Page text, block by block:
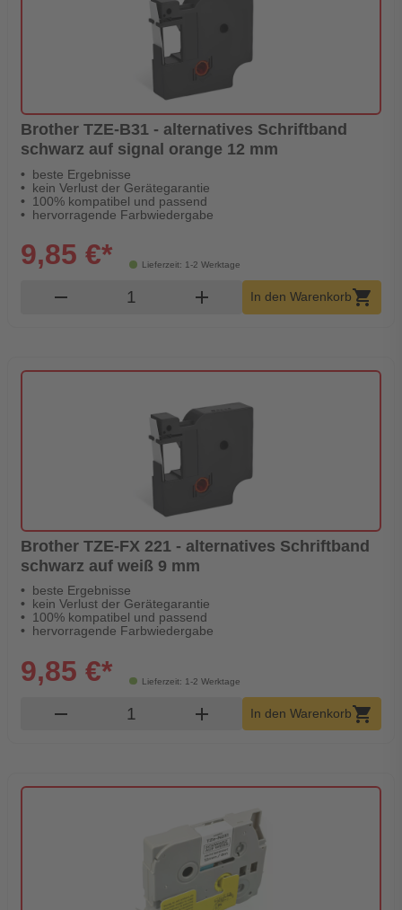
Brother TZE-B31 - alternatives Schriftband
schwarz auf signal orange 12 mm
beste Ergebnisse
kein Verlust der Gerätegarantie
100% kompatibel und passend
hervorragende Farbwiedergabe
Lieferzeit: 1-2 Werktage
9,85 €*
remove Produkt Warenkorb Menge
add In den Warenkorbshopping_cart
Brother TZE-FX 221 - alternatives Schriftband
schwarz auf weiß 9 mm
beste Ergebnisse
kein Verlust der Gerätegarantie
100% kompatibel und passend
hervorragende Farbwiedergabe
Lieferzeit: 1-2 Werktage
9,85 €*
remove Produkt Warenkorb Menge
add In den Warenkorbshopping_cart